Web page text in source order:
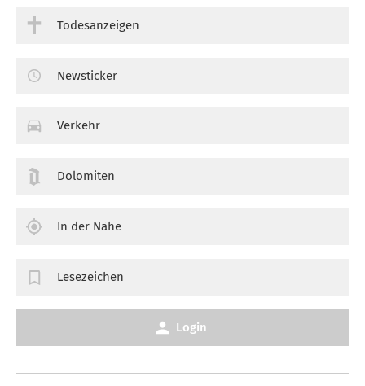
Todesanzeigen
Newsticker
Verkehr
Dolomiten
In der Nähe
Lesezeichen
Login